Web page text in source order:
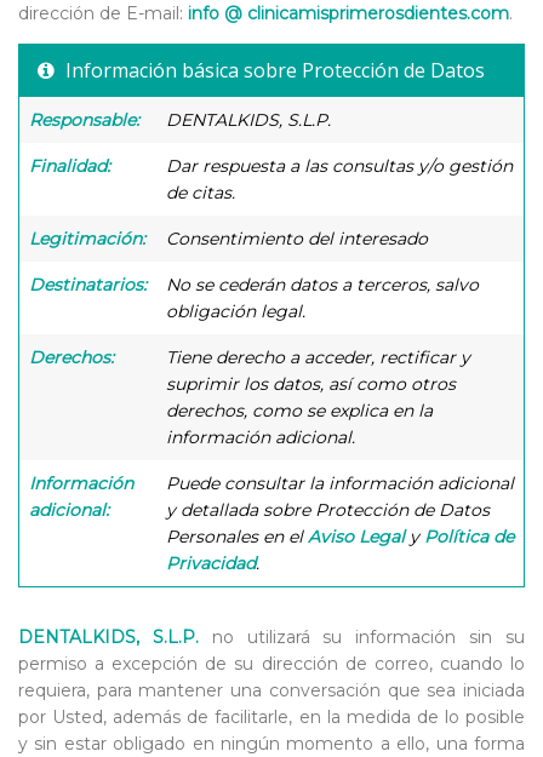
dirección de E-mail: info @ clinicamisprimerosdientes.com.
Información básica sobre Protección de Datos
Responsable: DENTALKIDS, S.L.P.
Finalidad:
Dar respuesta a las consultas y/o gestión
de citas.
Legitimación: Consentimiento del interesado
Destinatarios:
No se cederán datos a terceros, salvo
obligación legal.
Derechos:
Tiene derecho a acceder, rectificar y
suprimir los datos, así como otros
derechos, como se explica en la
información adicional.
Información
adicional:
Puede consultar la información adicional
y detallada sobre Protección de Datos
Personales en elAviso LegalyPolítica de
Privacidad.
DENTALKIDS, S.L.P.no utilizará su información sin su
permiso a excepción de su dirección de correo, cuando lo
requiera, para mantener una conversación que sea iniciada
por Usted, además de facilitarle, en la medida de lo posible
y sin estar obligado en ningún momento a ello, una forma